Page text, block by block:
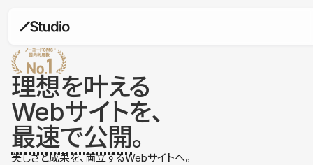
理想を叶える
Webサイトを、
最速で公開。
美しさと成果を、両立するWebサイトへ。